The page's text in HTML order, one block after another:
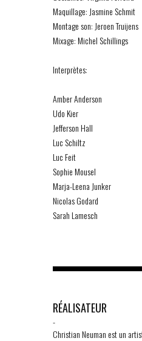
Maquillage: Jasmine Schmit
Montage son: Jeroen Truijens
Mixage: Michel Schillings
Interprètes:
Amber Anderson
Udo Kier
Jefferson Hall
Luc Schiltz
Luc Feit
Sophie Mousel
Marja-Leena Junker
Nicolas Godard
Sarah Lamesch
RÉALISATEUR
-
Christian Neuman est un